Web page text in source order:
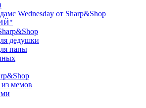
Wednesday от Sharp&Shop
дедушки
папы
мемов